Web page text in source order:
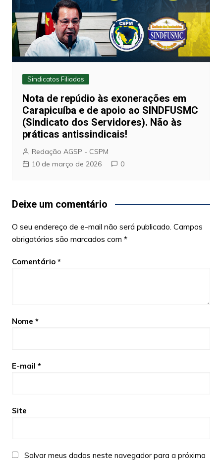
Sindicatos Filiados
Nota de repúdio às exonerações em
Carapicuíba e de apoio ao SINDFUSMC
(Sindicato dos Servidores). Não às
práticas antissindicais!
Redação AGSP - CSPM
10 de março de 2026
0
Deixe um comentário
O seu endereço de e-mail não será publicado. Campos
obrigatórios são marcados com *
Comentário *
Nome *
E-mail *
Site
Salvar meus dados neste navegador para a próxima